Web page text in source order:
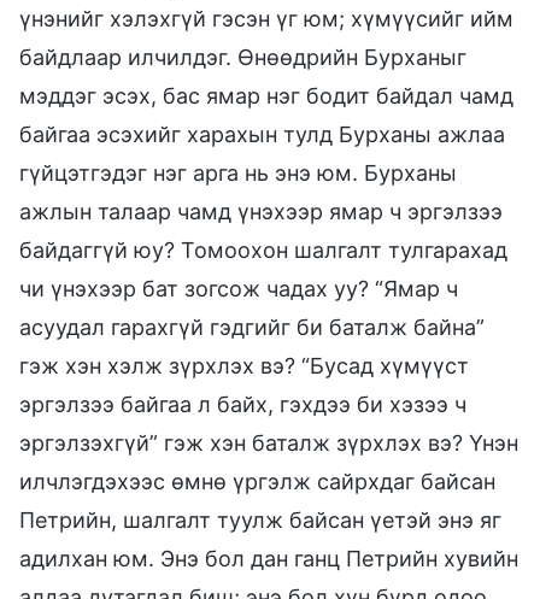
үнэнийг хэлэхгүй гэсэн үг юм; хүмүүсийг ийм
байдлаар илчилдэг. Өнөөдрийн Бурханыг
мэддэг эсэх, бас ямар нэг бодит байдал чамд
байгаа эсэхийг харахын тулд Бурханы ажлаа
гүйцэтгэдэг нэг арга нь энэ юм. Бурханы
ажлын талаар чамд үнэхээр ямар ч эргэлзээ
байдаггүй юу? Томоохон шалгалт тулгарахад
чи үнэхээр бат зогсож чадах уу? “Ямар ч
асуудал гарахгүй гэдгийг би баталж байна”
гэж хэн хэлж зүрхлэх вэ? “Бусад хүмүүст
эргэлзээ байгаа л байх, гэхдээ би хэзээ ч
эргэлзэхгүй” гэж хэн баталж зүрхлэх вэ? Үнэн
илчлэгдэхээс өмнө үргэлж сайрхдаг байсан
Петрийн, шалгалт туулж байсан үетэй энэ яг
адилхан юм. Энэ бол дан ганц Петрийн хувийн